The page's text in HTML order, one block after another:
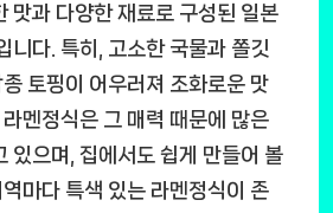
맛과 다양한 재료로 구성된 일본
니다. 특히, 고소한 국물과 쫄깃
토핑이 어우러져 조화로운 맛
멘정식은 그 매력 때문에 많은
있으며, 집에서도 쉽게 만들어 볼
마다 특색 있는 라멘정식이 존